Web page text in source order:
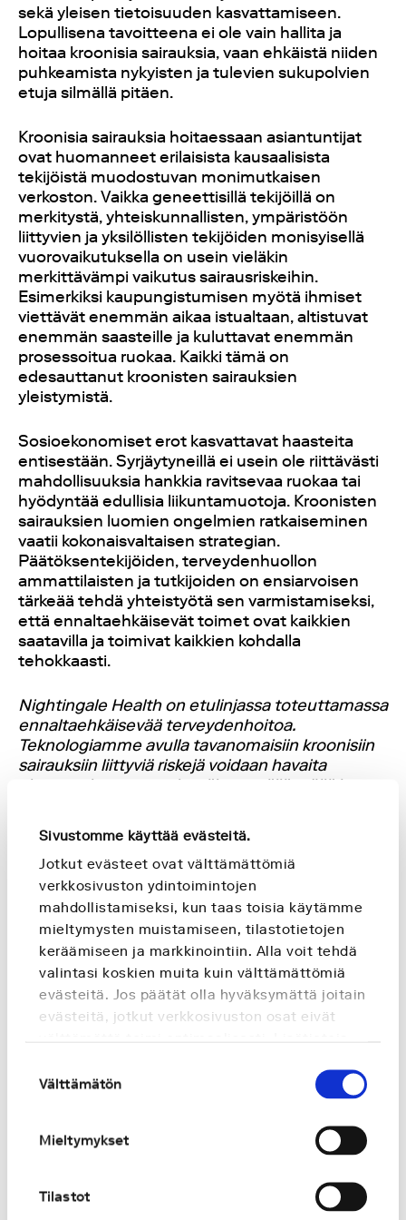
Sivustomme käyttää evästeitä.
Jotkut evästeet ovat välttämättömiä
verkkosivuston ydintoimintojen
mahdollistamiseksi, kun taas toisia käytämme
mieltymysten muistamiseen, tilastotietojen
keräämiseen ja markkinointiin. Alla voit tehdä
valintasi koskien muita kuin välttämättömiä
evästeitä. Jos päätät olla hyväksymättä joitain
evästeitä, jotkut verkkosivuston osat eivät
valinta
Välttämätön
Mieltymykset
Tilastot
sekä yleisen tietoisuuden kasvattamiseen.
Lopullisena tavoitteena ei ole vain hallita ja
hoitaa kroonisia sairauksia, vaan ehkäistä niiden
puhkeamista nykyisten ja tulevien sukupolvien
etuja silmällä pitäen.
Kroonisia sairauksia hoitaessaan asiantuntijat
ovat huomanneet erilaisista kausaalisista
tekijöistä muodostuvan monimutkaisen
verkoston. Vaikka geneettisillä tekijöillä on
merkitystä, yhteiskunnallisten, ympäristöön
liittyvien ja yksilöllisten tekijöiden monisyisellä
vuorovaikutuksella on usein vieläkin
merkittävämpi vaikutus sairausriskeihin.
Esimerkiksi kaupungistumisen myötä ihmiset
viettävät enemmän aikaa istualtaan, altistuvat
enemmän saasteille ja kuluttavat enemmän
prosessoitua ruokaa. Kaikki tämä on
edesauttanut kroonisten sairauksien
yleistymistä.
Sosioekonomiset erot kasvattavat haasteita
entisestään. Syrjäytyneillä ei usein ole riittävästi
mahdollisuuksia hankkia ravitsevaa ruokaa tai
hyödyntää edullisia liikuntamuotoja. Kroonisten
sairauksien luomien ongelmien ratkaiseminen
vaatii kokonaisvaltaisen strategian.
Päätöksentekijöiden, terveydenhuollon
ammattilaisten ja tutkijoiden on ensiarvoisen
tärkeää tehdä yhteistyötä sen varmistamiseksi,
että ennaltaehkäisevät toimet ovat kaikkien
saatavilla ja toimivat kaikkien kohdalla
tehokkaasti.
Nightingale Health on etulinjassa toteuttamassa
ennaltaehkäisevää terveydenhoitoa.
Teknologiamme avulla tavanomaisiin kroonisiin
sairauksiin liittyviä riskejä voidaan havaita
aiempaa kattavammin, vähemmällä työllä ja
ylivertaisella tarkkuudella.
Terveydenhuoltoalan ammattilaiset ympäri
maailman kamppailevat ylivoimaisen suuren
vaikuttaa heidän hyvinvointiinsa ja aiheuttaa
potilaiden saaman hoidon laatuun liittyviä riskejä.